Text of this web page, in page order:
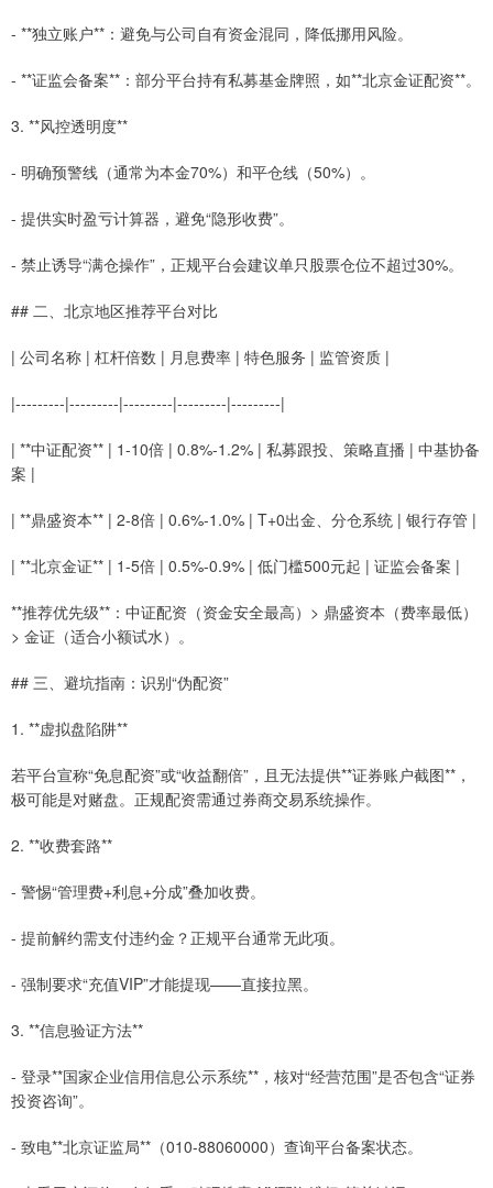
- **独立账户**：避免与公司自有资金混同，降低挪用风险。
- **证监会备案**：部分平台持有私募基金牌照，如**北京金证配资**。
3. **风控透明度**
- 明确预警线（通常为本金70%）和平仓线（50%）。
- 提供实时盈亏计算器，避免“隐形收费”。
- 禁止诱导“满仓操作”，正规平台会建议单只股票仓位不超过30%。
## 二、北京地区推荐平台对比
| 公司名称 | 杠杆倍数 | 月息费率 | 特色服务 | 监管资质 |
|---------|---------|---------|---------|---------|
| **中证配资** | 1-10倍 | 0.8%-1.2% | 私募跟投、策略直播 | 中基协备
案 |
| **鼎盛资本** | 2-8倍 | 0.6%-1.0% | T+0出金、分仓系统 | 银行存管 |
| **北京金证** | 1-5倍 | 0.5%-0.9% | 低门槛500元起 | 证监会备案 |
**推荐优先级**：中证配资（资金安全最高）> 鼎盛资本（费率最低）
> 金证（适合小额试水）。
## 三、避坑指南：识别“伪配资”
1. **虚拟盘陷阱**
若平台宣称“免息配资”或“收益翻倍”，且无法提供**证券账户截图**，
极可能是对赌盘。正规配资需通过券商交易系统操作。
2. **收费套路**
- 警惕“管理费+利息+分成”叠加收费。
- 提前解约需支付违约金？正规平台通常无此项。
- 强制要求“充值VIP”才能提现——直接拉黑。
3. **信息验证方法**
- 登录**国家企业信用信息公示系统**，核对“经营范围”是否包含“证券
投资咨询”。
- 致电**北京证监局**（010-88060000）查询平台备案状态。